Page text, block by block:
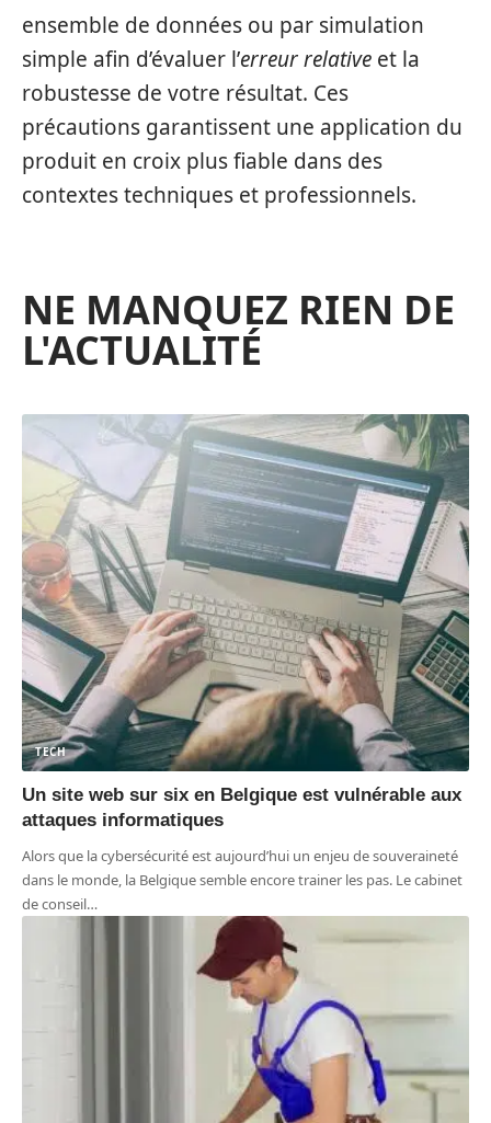
ensemble de données ou par simulation
simple afin d’évaluer l’erreur relative et la
robustesse de votre résultat. Ces
précautions garantissent une application du
produit en croix plus fiable dans des
contextes techniques et professionnels.
NE MANQUEZ RIEN DE
L'ACTUALITÉ
TECH
Un site web sur six en Belgique est vulnérable aux
attaques informatiques
Alors que la cybersécurité est aujourd’hui un enjeu de souveraineté
dans le monde, la Belgique semble encore trainer les pas. Le cabinet
de conseil…